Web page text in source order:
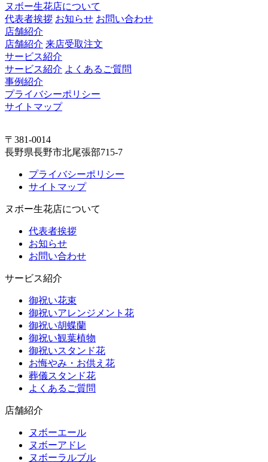
ヌボー生花店について
代表者挨拶 お知らせ お問い合わせ
店舗紹介
店舗紹介 来店受取注文
サービス紹介
サービス紹介 よくあるご質問
事例紹介
プライバシーポリシー
サイトマップ
〒381-0014
長野県長野市北尾張部715-7
プライバシーポリシー
サイトマップ
ヌボー生花店について
代表者挨拶
お知らせ
お問い合わせ
サービス紹介
御祝い花束
御祝いアレンジメント花
御祝い胡蝶蘭
御祝い観葉植物
御祝いスタンド花
お悔やみ・お供え花
葬儀スタンド花
よくあるご質問
店舗紹介
ヌボーエール
ヌボーアドレ
ヌボーラルブル